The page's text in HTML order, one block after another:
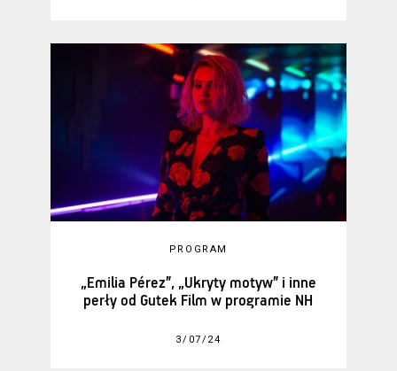
PROGRAM
„Emilia Pérez”, „Ukryty motyw” i inne
perły od Gutek Film w programie NH
3/07/24